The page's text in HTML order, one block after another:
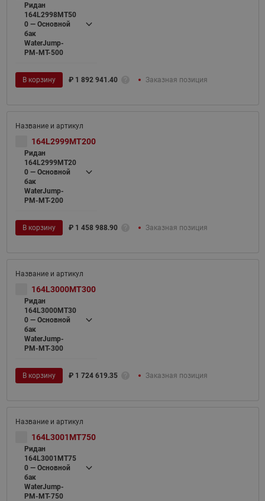
Ридан
164L2998MT50
0 — Основной
бак
WaterJump-
PM-MT-500
В корзину ₽ 1 892 941.40 Заказная позиция
164L2999MT200
Ридан
164L2999MT20
0 — Основной
бак
WaterJump-
PM-MT-200
В корзину ₽ 1 458 988.90 Заказная позиция
164L3000MT300
Ридан
164L3000MT30
0 — Основной
бак
WaterJump-
PM-MT-300
В корзину ₽ 1 724 619.35 Заказная позиция
164L3001MT750
Ридан
164L3001MT75
0 — Основной
бак
WaterJump-
PM-MT-750